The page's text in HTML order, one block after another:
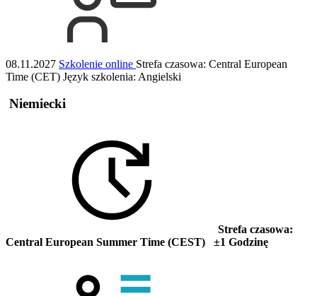
08.11.2027 Szkolenie online Strefa czasowa: Central European
Time (CET) Język szkolenia: Angielski
Niemiecki
Strefa czasowa:
Central European Summer Time (CEST) ±1 Godzinę